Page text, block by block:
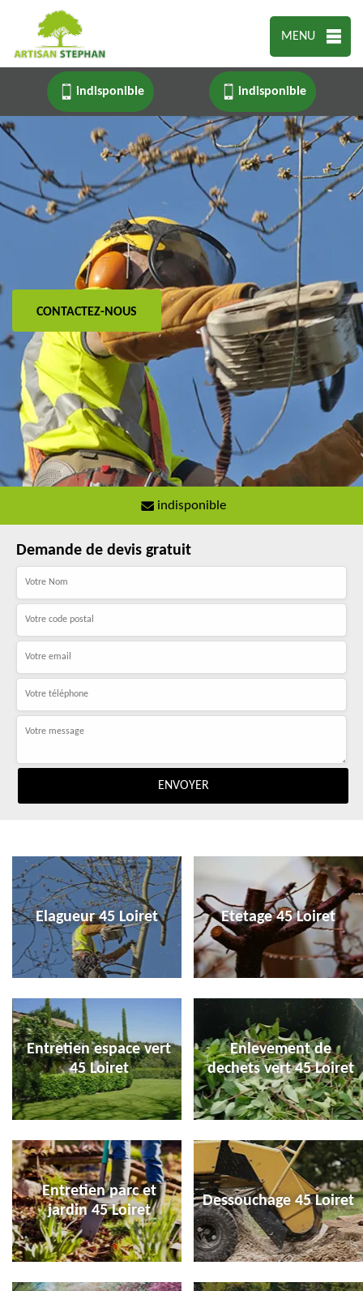
MENU
indisponible indisponible
CONTACTEZ-NOUS
indisponible
Demande de devis gratuit
Elagueur 45 Loiret Etetage 45 Loiret
Entretien espace vert
45 Loiret
Enlevement de
dechets vert 45 Loiret
Entretien parc et
jardin 45 Loiret
Dessouchage 45 Loiret